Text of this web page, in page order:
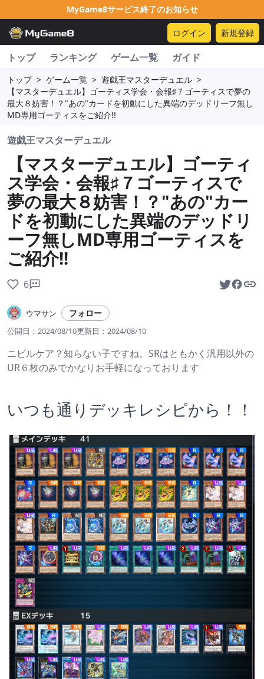
MyGame8サービス終了のお知らせ
ログイン 新規登録
トップ ランキング ゲーム一覧 ガイド
トップ > ゲーム一覧 > 遊戯王マスターデュエル >
【マスターデュエル】ゴーティス学会・会報♯７ゴーティスで夢の
最大８妨害！？"あの"カードを初動にした異端のデッドリーフ無し
MD専用ゴーティスをご紹介!!
遊戯王マスターデュエル
【マスターデュエル】ゴーティ
ス学会・会報♯７ゴーティスで
夢の最大８妨害！？"あの"カー
ドを初動にした異端のデッドリ
ーフ無しMD専用ゴーティスを
ご紹介!!
6
ウマサン フォロー
公開日： 2024/08/10更新日： 2024/08/10
ニビルケア？知らない子ですね。SRはともかく汎用以外の
UR６枚のみでかなりお手軽になっております
いつも通りデッキレシピから！！